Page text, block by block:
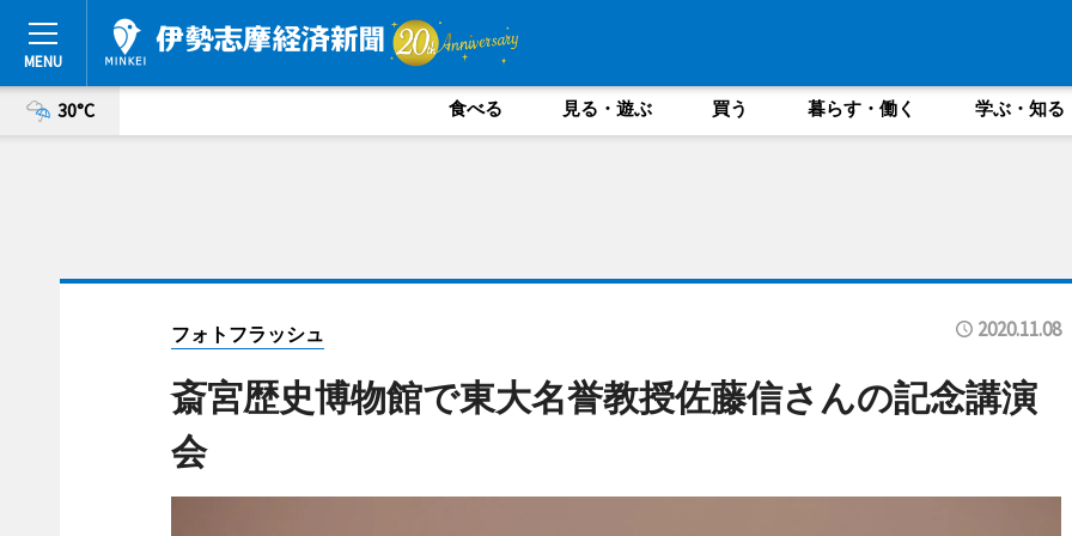
30°C 食べる 見る・遊ぶ 買う 暮らす・働く 学ぶ・知る
フォトフラッシュ 2020.11.08
斎宮歴史博物館で東大名誉教授佐藤信さんの記念講演
会